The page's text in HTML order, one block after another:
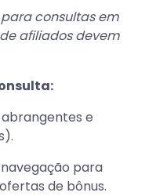
consultas em
afiliados devem
e
para
de bônus.